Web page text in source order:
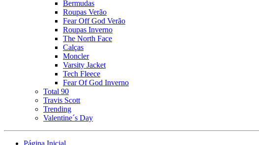
Bermudas
Roupas Verão
Fear Off God Verão
Roupas Inverno
The North Face
Calças
Moncler
Varsity Jacket
Tech Fleece
Fear Of God Inverno
Total 90
Travis Scott
Trending
Valentine´s Day
Página Inicial